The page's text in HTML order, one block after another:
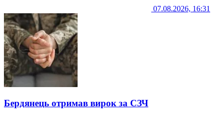
07.08.2026, 16:31
Бердянець отримав вирок за СЗЧ